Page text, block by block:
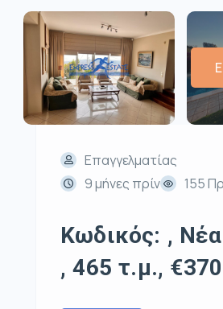
Επαγγελματίας
9 μήνες πρίν
155
Κωδικός: ,
, 465 τ.μ.,